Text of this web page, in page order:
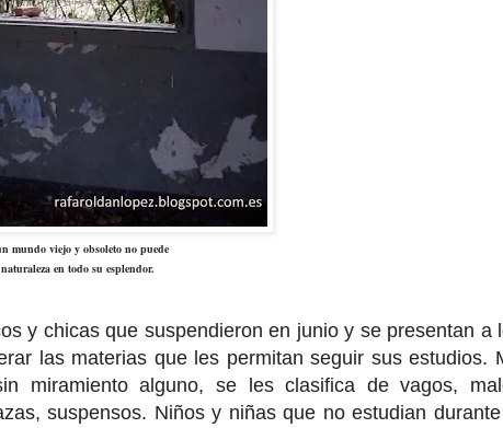
mundo viejo y obsoleto no puede
en todo su esplendor.
que suspendieron en junio y se presentan a
las materias que les permitan seguir sus estudios.
miramiento alguno, se les clasifica de vagos,
suspensos. Niños y niñas que no estudian durante